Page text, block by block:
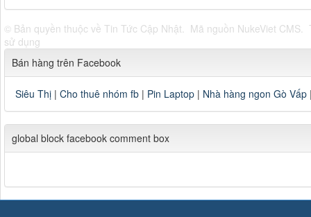
© Bản quyền thuộc về Tin Tức Cập Nhật Mã nguồn NukeViet CMS
sử dụng
Bán hàng trên Facebook
Siêu Thị | Cho thuê nhóm fb | Pin Laptop | Nhà hàng ngon Gò Vấp
global block facebook comment box